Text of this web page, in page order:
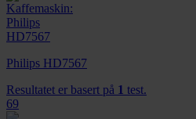
Philips HD7567
Resultatet er basert på 1 test.
69